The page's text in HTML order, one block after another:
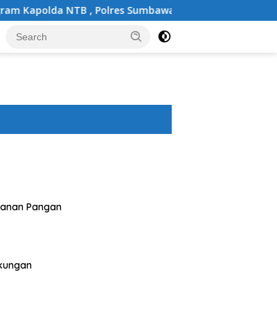
Sumbawa Barat Optimalkan Polmas dan
Pangan